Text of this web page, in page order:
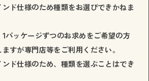
ド仕様のため種類をお選びできかねま
パッケージずつのお求めをご希望の方
すが専門店等をご利用ください。
ド仕様のため、種類を選ぶことはでき